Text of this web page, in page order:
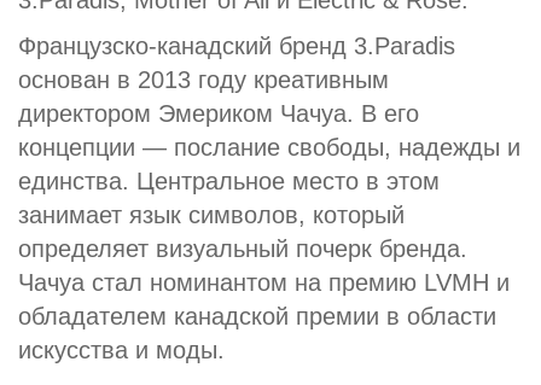
Французско-канадский бренд 3.Paradis
основан в 2013 году креативным
директором Эмериком Чачуа. В его
концепции — послание свободы, надежды и
единства. Центральное место в этом
занимает язык символов, который
определяет визуальный почерк бренда.
Чачуа стал номинантом на премию LVMH и
обладателем канадской премии в области
искусства и моды.